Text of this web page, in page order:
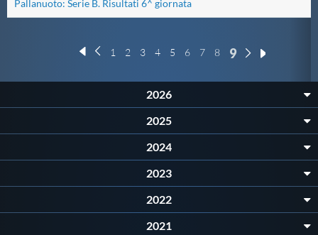
GUG
Scuole Nuoto
Pallanuoto: Serie B. Risultati 6^ giornata
1 2 3 4 5 6 7 8 9
2026
2025
2024
2023
2022
2021